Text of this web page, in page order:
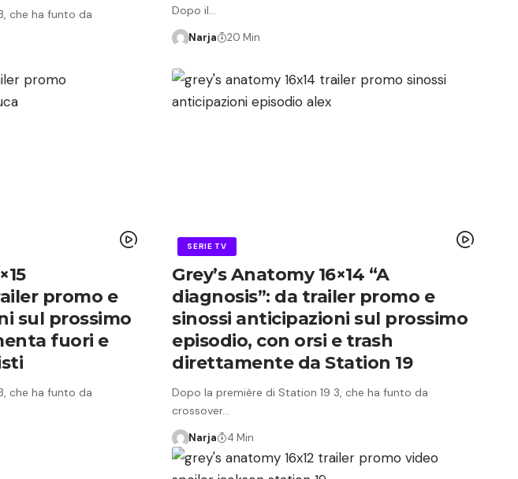
che ha funto da
Dopo il…
Narja 20 Min
promo e
sul prossimo
fuori e
che ha funto da
SERIE TV
Grey’s Anatomy 16×14 “A
diagnosis”: da trailer promo e
sinossi anticipazioni sul prossimo
episodio, con orsi e trash
direttamente da Station 19
Dopo la première di Station 19 3, che ha funto da
crossover…
Narja 4 Min